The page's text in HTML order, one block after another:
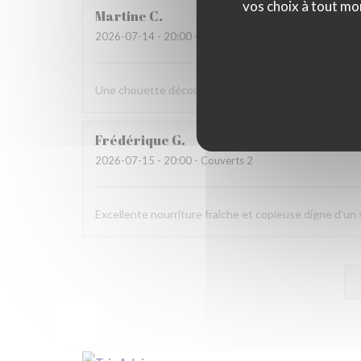
vos choix à tout
Martine C
2026-07-14 - 20:00 - Couverts 6
Une chouette découverte!
Frédérique G
2026-07-15 - 20:00 - Couverts 2
Excellente nourriture fraîche et copieuse digne